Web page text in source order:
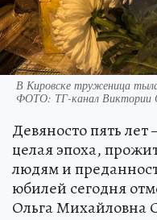
В Кировске труженица
ФОТО: ТГ-канал Виктории
Девяносто пять
целая эпоха,
людям и
юбилей сегодня
Ольга Михайловна